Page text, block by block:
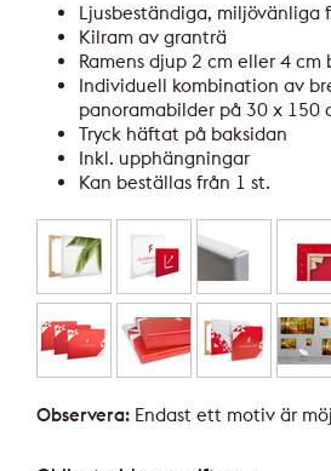
Ljusbeständiga, miljövänliga
Kilram av granträ
Ramens djup 2 cm eller 4
Individuell kombination av
panoramabilder på 30 x 150
Tryck häftat på baksidan
Inkl. upphängningar
Kan beställas från 1 st.
Observera: Endast ett motiv är